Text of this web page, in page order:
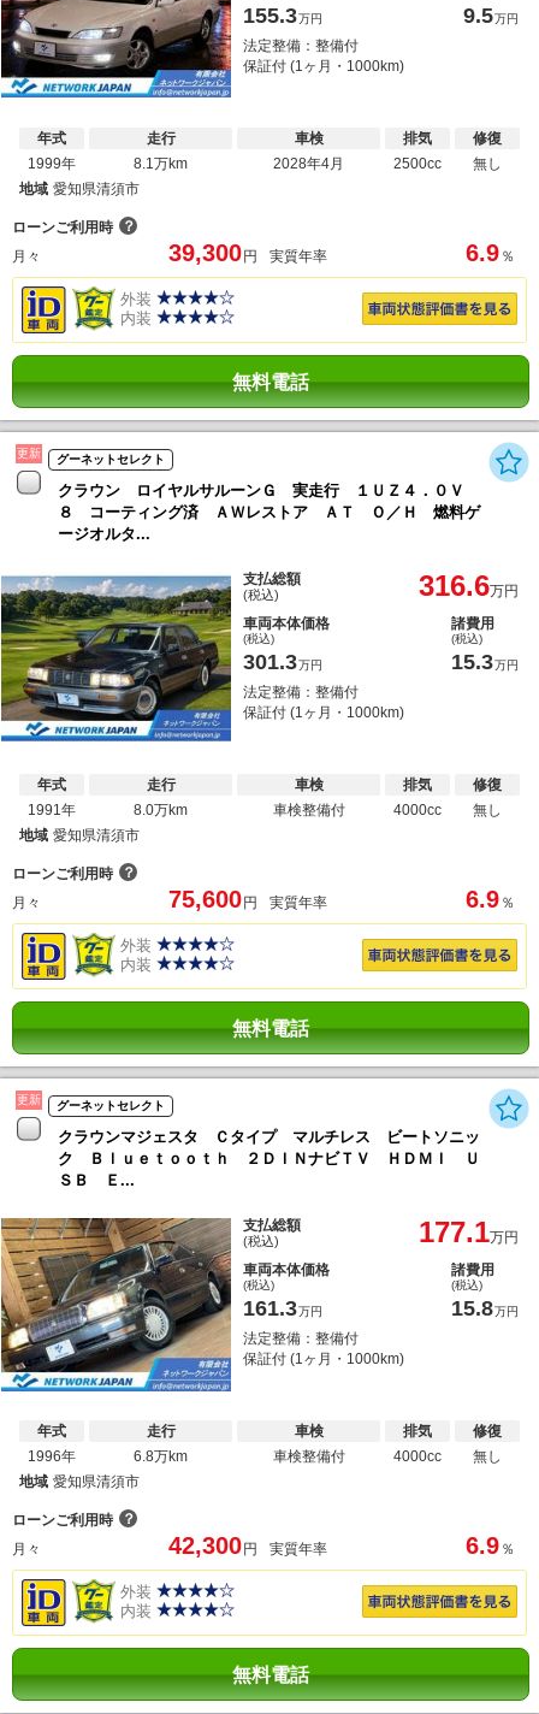
155.3万円 9.5万円
法定整備：整備付
保証付 (1ヶ月・1000km)
年式
1999年
走行
8.1万km
車検
2028年4月
排気
2500cc
修復
無し
地域 愛知県清須市
ローンご利用時 ？
月々
39,300 円 実質年率 6.9 ％
外装
内装
無料電話
更新 グーネットセレクト
クラウン ロイヤルサルーンＧ 実走行 １ＵＺ４．０Ｖ
８ コーティング済 ＡＷレストア ＡＴ Ｏ／Ｈ 燃料ゲ
ージオルタ...
支払総額
(税込) 316.6万円
車両本体価格
(税込)
301.3万円
諸費用
(税込)
15.3万円
法定整備：整備付
保証付 (1ヶ月・1000km)
年式
1991年
走行
8.0万km
車検
車検整備付
排気
4000cc
修復
無し
地域 愛知県清須市
ローンご利用時 ？
月々
75,600 円 実質年率 6.9 ％
外装
内装
無料電話
更新 グーネットセレクト
クラウンマジェスタ Ｃタイプ マルチレス ビートソニッ
ク Ｂｌｕｅｔｏｏｔｈ ２ＤＩＮナビＴＶ ＨＤＭＩ Ｕ
ＳＢ Ｅ...
支払総額
(税込) 177.1万円
車両本体価格
(税込)
161.3万円
諸費用
(税込)
15.8万円
法定整備：整備付
保証付 (1ヶ月・1000km)
年式
1996年
走行
6.8万km
車検
車検整備付
排気
4000cc
修復
無し
地域 愛知県清須市
ローンご利用時 ？
月々
42,300 円 実質年率 6.9 ％
外装
内装
無料電話